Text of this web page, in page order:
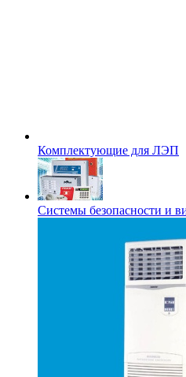
Комплектующие для ЛЭП
Системы безопасности и